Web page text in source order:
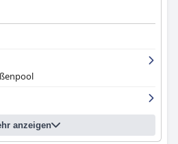
anzeigen